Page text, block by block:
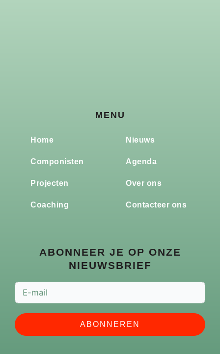
MENU
Home
Componisten
Projecten
Coaching
Nieuws
Agenda
Over ons
Contacteer ons
ABONNEER JE OP ONZE
NIEUWSBRIEF
ABONNEREN